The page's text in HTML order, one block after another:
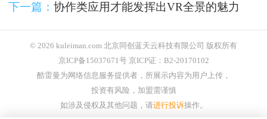
下一篇： 协作类应用才能发挥出VR全景的魅力
© 2026 kuleiman.com 北京同创蓝天云科技有限公司 版权所有
京ICP备15037671号 京ICP证：B2-20170102
酷雷曼为网络信息服务提供者，所展示内容为用户上传，
投资有风险，加盟需谨慎
如涉及侵权及其他问题，请进行投诉操作。